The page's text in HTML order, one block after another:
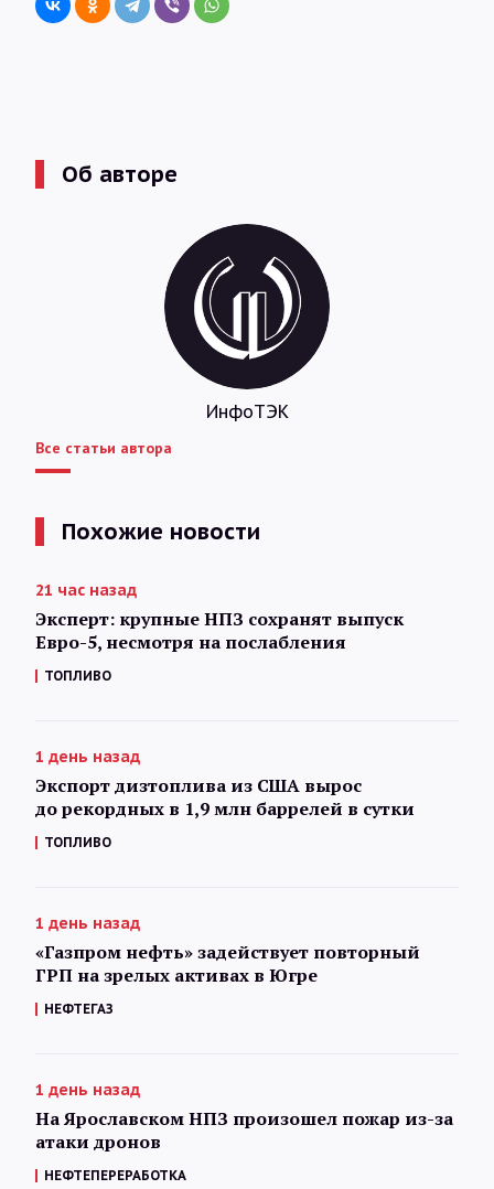
Об авторе
ИнфоТЭК
Все статьи автора
Похожие новости
21 час назад
Эксперт: крупные НПЗ сохранят выпуск
Евро-5, несмотря на послабления
ТОПЛИВО
1 день назад
Экспорт дизтоплива из США вырос
до рекордных в 1,9 млн баррелей в сутки
ТОПЛИВО
1 день назад
«Газпром нефть» задействует повторный
ГРП на зрелых активах в Югре
НЕФТЕГАЗ
1 день назад
На Ярославском НПЗ произошел пожар из-за
атаки дронов
НЕФТЕПЕРЕРАБОТКА